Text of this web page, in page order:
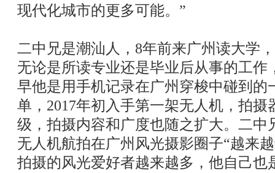
现代化城市的更多可能。”
二中兄是潮汕人，8年前来广州读大学
无论是所读专业还是毕业后从事的工作
早他是用手机记录在广州穿梭中碰到的
单，2017年初入手第一架无人机，拍
级，拍摄内容和广度也随之扩大。二中
无人机航拍在广州风光摄影圈子“越来
拍摄的风光爱好者越来越多，他自己也